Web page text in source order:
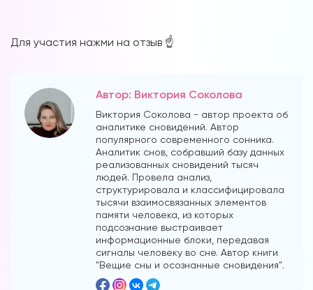
Для участия нажми на отзыв ☝️
Автор: Виктория Соколова
Виктория Соколова - автор проекта об
аналитике сновидений. Автор
популярного современного сонника.
Аналитик снов, собравший базу данных
реализованных сновидений тысяч
людей. Провела анализ,
структурировала и классифицировала
тысячи взаимосвязанных элементов
памяти человека, из которых
подсознание выстраивает
информационные блоки, передавая
сигналы человеку во сне. Автор книги
"Вещие сны и осознанные сновидения".